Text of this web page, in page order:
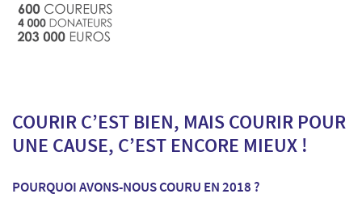
COURIR C’EST BIEN, MAIS COURIR POUR
UNE CAUSE, C’EST ENCORE MIEUX !
POURQUOI AVONS-NOUS COURU EN 2018 ?